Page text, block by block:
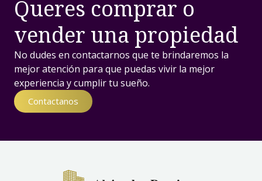
Queres comprar o
vender una propiedad
No dudes en contactarnos que te brindaremos la
mejor atención para que puedas vivir la mejor
experiencia y cumplir tu sueño.
Contactanos